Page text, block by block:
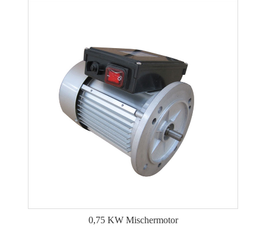
0,75 KW Mischermotor